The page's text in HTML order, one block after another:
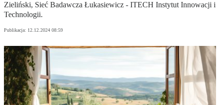
Zieliński, Sieć Badawcza Łukasiewicz - ITECH Instytut Innowacji i
Technologii.
Publikacja: 12.12.2024 08:59